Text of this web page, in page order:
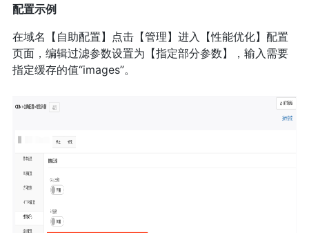
配置示例
在域名【自助配置】点击【管理】进入【性能优化】配置
页面，编辑过滤参数设置为【指定部分参数】，输入需要
指定缓存的值“images”。